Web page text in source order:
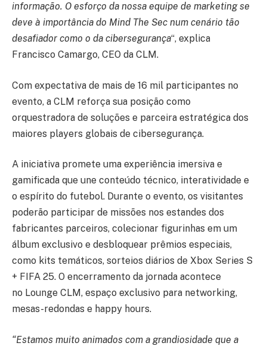
informação. O esforço da nossa equipe de marketing se
deve à importância do Mind The Sec num cenário tão
desafiador como o da cibersegurança“, explica
Francisco Camargo, CEO da CLM.
Com expectativa de mais de 16 mil participantes no
evento, a CLM reforça sua posição como
orquestradora de soluções e parceira estratégica dos
maiores players globais de cibersegurança.
A iniciativa promete uma experiência imersiva e
gamificada que une conteúdo técnico, interatividade e
o espírito do futebol. Durante o evento, os visitantes
poderão participar de missões nos estandes dos
fabricantes parceiros, colecionar figurinhas em um
álbum exclusivo e desbloquear prêmios especiais,
como kits temáticos, sorteios diários de Xbox Series S
+ FIFA 25. O encerramento da jornada acontece
no Lounge CLM, espaço exclusivo para networking,
mesas-redondas e happy hours.
“Estamos muito animados com a grandiosidade que a